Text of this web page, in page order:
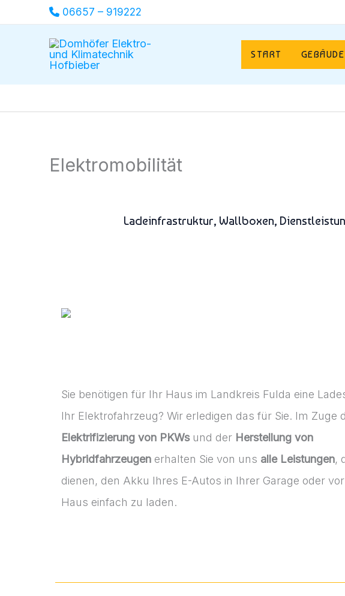
06657 – 919222
START
Elektromobilität
Ladeinfrastruktur, Wallboxen,
Sie benötigen für Ihr Haus im Landkreis Fulda eine
Ihr Elektrofahrzeug? Wir erledigen das für Sie. Im Zuge
Elektrifizierung von PKWsund der Herstellung von
Hybridfahrzeugen erhalten Sie von uns alle Leistungen,
dienen, den Akku Ihres E-Autos in Ihrer Garage oder
Haus einfach zu laden.